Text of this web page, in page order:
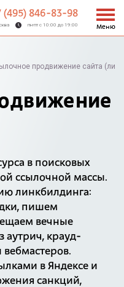
(495) 846-83-98
пн-пт с 10:00 до 19:00 Меню
продвижение сайта
в поисковых
ссылочной массы.
линкбилдинга:
пишем
вечные
аутрич, крауд-
в Яндексе и
санкций,